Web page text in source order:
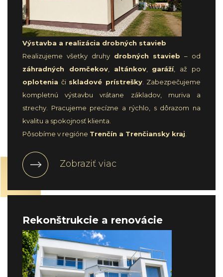
Výstavba a realizácia drobných stavieb
Realizujeme všetky druhy drobných stavieb – od
záhradných domčekov, altánkov, garáží, až po
oplotenia či skladové prístrešky. Zabezpečujeme
kompletnú výstavbu vrátane základov, muriva a
strechy. Pracujeme precízne a rýchlo, s dôrazom na
kvalitu a spokojnosť klienta.
Pôsobíme v regióne Trenčín a Trenčiansky kraj
Zobraziť viac
Rekonštrukcie a renovácie